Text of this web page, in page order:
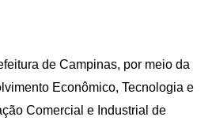
de Campinas, por meio da
Econômico, Tecnologia e
Comercial e Industrial de